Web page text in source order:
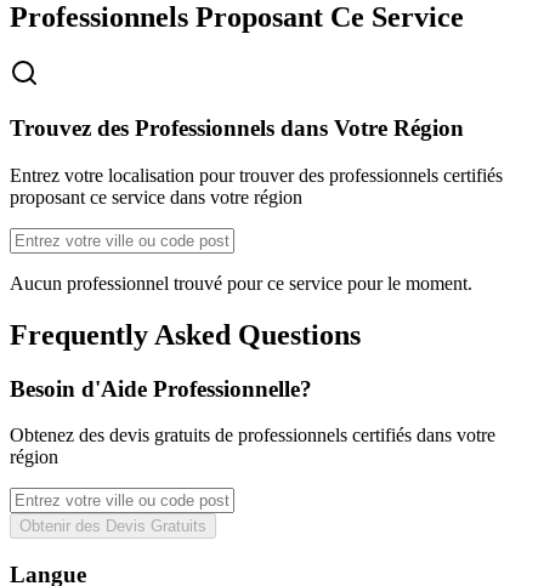
Professionnels Proposant Ce Service
Trouvez des Professionnels dans Votre Région
Entrez votre localisation pour trouver des professionnels certifiés
proposant ce service dans votre région
Aucun professionnel trouvé pour ce service pour le moment.
Frequently Asked Questions
Besoin d'Aide Professionnelle?
Obtenez des devis gratuits de professionnels certifiés dans votre
région
Obtenir des Devis Gratuits
Langue